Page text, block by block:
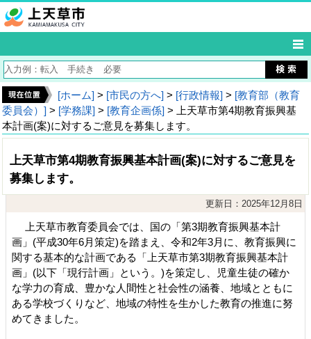
[ホーム] > [市民の方へ] > [行政情報] > [教育部（教育
委員会）] > [学務課] > [教育企画係] > 上天草市第4期教育振興基
本計画(案)に対するご意見を募集します。
上天草市第4期教育振興基本計画(案)に対するご意見を
募集します。
更新日：2025年12月8日
上天草市教育委員会では、国の「第3期教育振興基本計
画」(平成30年6月策定)を踏まえ、令和2年3月に、教育振興に
関する基本的な計画である「上天草市第3期教育振興基本計
画」(以下「現行計画」という。)を策定し、児童生徒の確か
な学力の育成、豊かな人間性と社会性の涵養、地域とともに
ある学校づくりなど、地域の特性を生かした教育の推進に努
めてきました。